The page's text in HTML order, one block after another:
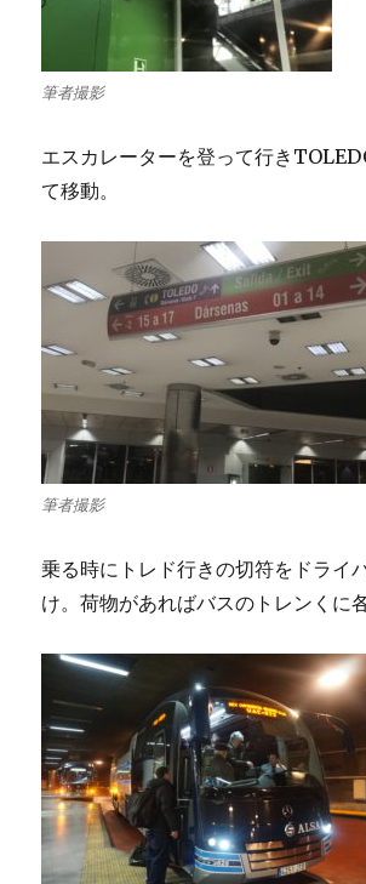
筆者撮影
エスカレーターを登って行き
て移動。
筆者撮影
乗る時にトレド行きの切符をドライ
け。荷物があればバスのトレンくに